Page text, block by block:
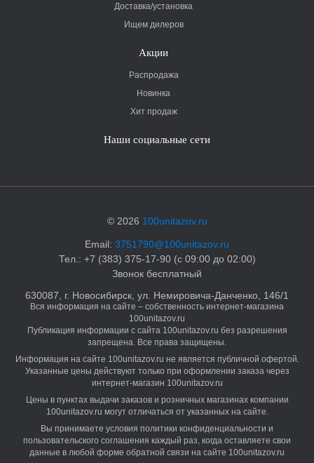
Доставка/установка
Ищем дилеров
Акции
Распродажа
Новинка
Хит продаж
Наши социальные сети
© 2026 100unitazov.ru
Email: 3751790@100unitazov.ru
Тел.: +7 (383) 375-17-90 (с 09:00 до 02:00)
Звонок бесплатный
630087, г. Новосибирск, ул. Немировича-Данченко, 146/1
Вся информация на сайте – собственность интернет-магазина
100unitazov.ru
Публикация информации с сайта 100unitazov.ru без разрешения
запрещена. Все права защищены.
Информация на сайте 100unitazov.ru не является публичной офертой.
Указанные цены действуют только при оформлении заказа через
интернет-магазин 100unitazov.ru
Цены в пунктах выдачи заказов и розничных магазинах компании
100unitazov.ru могут отличаться от указанных на сайте.
Вы принимаете условия политики конфиденциальности и
пользовательского соглашения каждый раз, когда оставляете свои
данные в любой форме обратной связи на сайте 100unitazov.ru